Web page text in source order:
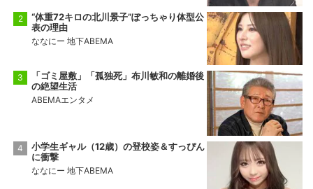
“体重72キロの北川景子”ぽっちゃり体型公
表の理由
ななにー 地下ABEMA
「ゴミ屋敷」「孤独死」布川敏和の離婚後
の絶望生活
ABEMAエンタメ
小学生ギャル（12歳）の登校姿＆すっぴん
に衝撃
ななにー 地下ABEMA